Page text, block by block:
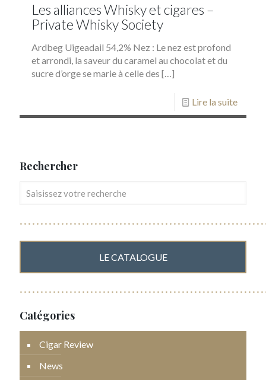
Les alliances Whisky et cigares –
Private Whisky Society
Ardbeg Uigeadail 54,2% Nez : Le nez est profond
et arrondi, la saveur du caramel au chocolat et du
sucre d’orge se marie à celle des […]
Lire la suite
Rechercher
LE CATALOGUE
Catégories
Cigar Review
News